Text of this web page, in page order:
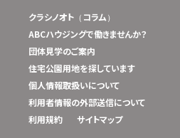
クラシノオト（コラム）
ABCハウジングで働きませんか？
団体見学のご案内
住宅公園用地を探しています
個人情報取扱いについて
利用者情報の外部送信について
利用規約
サイトマップ